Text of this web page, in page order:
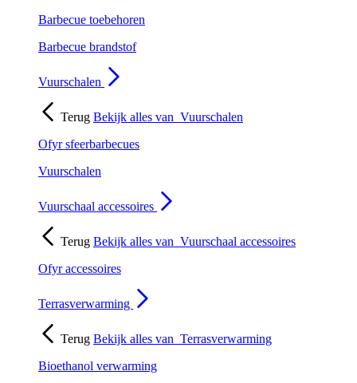
Barbecue toebehoren
Barbecue brandstof
Vuurschalen
Terug Bekijk alles van Vuurschalen
Ofyr sfeerbarbecues
Vuurschalen
Vuurschaal accessoires
Terug Bekijk alles van Vuurschaal accessoires
Ofyr accessoires
Terrasverwarming
Terug Bekijk alles van Terrasverwarming
Bioethanol verwarming